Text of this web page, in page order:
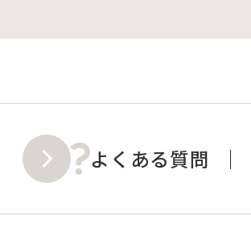
よくある質問